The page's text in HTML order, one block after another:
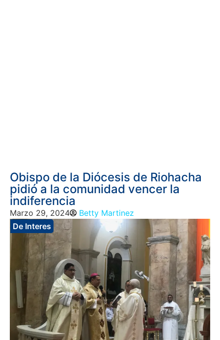
Obispo de la Diócesis de Riohacha
pidió a la comunidad vencer la
indiferencia
Marzo 29, 2024
Betty Martinez
De Interes